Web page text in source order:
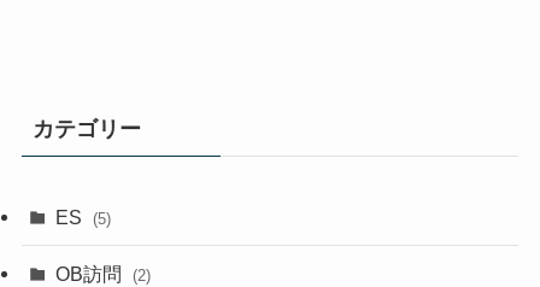
カテゴリー
ES (5)
OB訪問 (2)